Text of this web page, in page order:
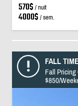
570$ / nuit
4000$ / sem.
FALL
Fall Pricing
$850/